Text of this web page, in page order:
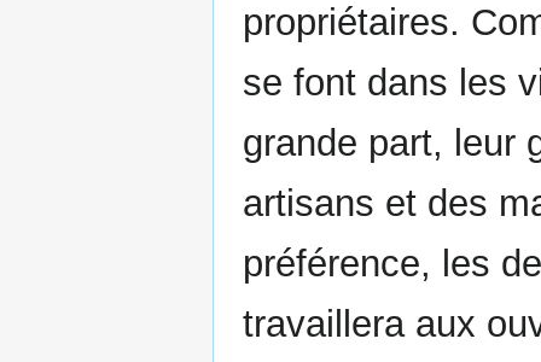
propriétaires.
se font dans les
grande part, leur
artisans et des
préférence, les
travaillera aux